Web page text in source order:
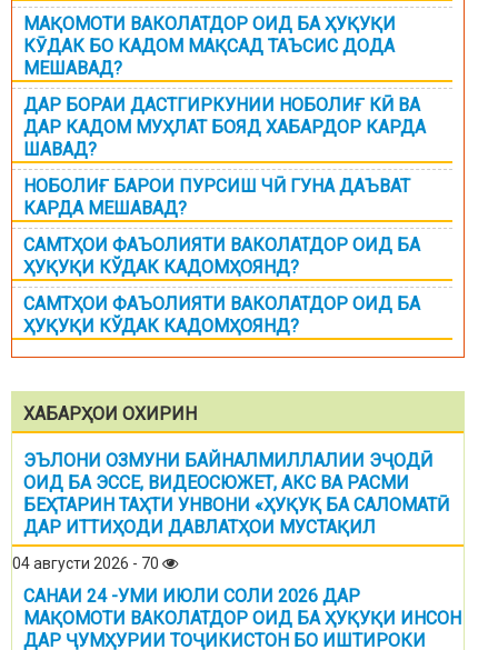
МАҚОМОТИ ВАКОЛАТДОР ОИД БА ҲУҚУҚИ
КӮДАК БО КАДОМ МАҚСАД ТАЪСИС ДОДА
МЕШАВАД?
ДАР БОРАИ ДАСТГИРКУНИИ НОБОЛИҒ КӢ ВА
ДАР КАДОМ МУҲЛАТ БОЯД ХАБАРДОР КАРДА
ШАВАД?
НОБОЛИҒ БАРОИ ПУРСИШ ЧӢ ГУНА ДАЪВАТ
КАРДА МЕШАВАД?
САМТҲОИ ФАЪОЛИЯТИ ВАКОЛАТДОР ОИД БА
ҲУҚУҚИ КЎДАК КАДОМҲОЯНД?
САМТҲОИ ФАЪОЛИЯТИ ВАКОЛАТДОР ОИД БА
ҲУҚУҚИ КЎДАК КАДОМҲОЯНД?
ХАБАРҲОИ ОХИРИН
ЭЪЛОНИ ОЗМУНИ БАЙНАЛМИЛЛАЛИИ ЭҶОДӢ
ОИД БА ЭССЕ, ВИДЕОСЮЖЕТ, АКС ВА РАСМИ
БЕҲТАРИН ТАҲТИ УНВОНИ «ҲУҚУҚ БА САЛОМАТӢ
ДАР ИТТИҲОДИ ДАВЛАТҲОИ МУСТАҚИЛ
04 августи 2026 - 70
САНАИ 24 -УМИ ИЮЛИ СОЛИ 2026 ДАР
МАҚОМОТИ ВАКОЛАТДОР ОИД БА ҲУҚУҚИ ИНСОН
ДАР ҶУМҲУРИИ ТОҶИКИСТОН БО ИШТИРОКИ